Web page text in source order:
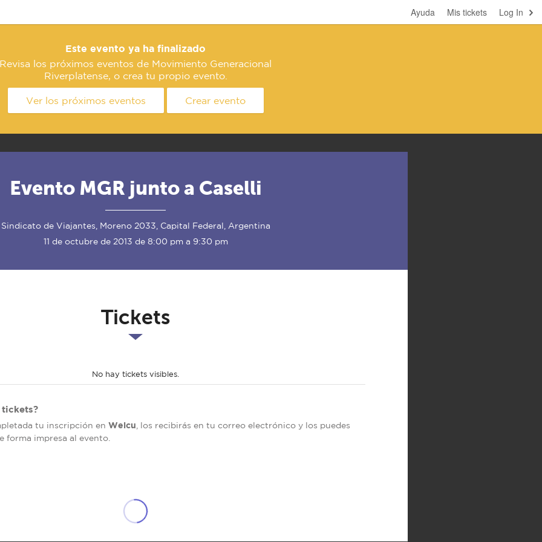
Log In
Mis tickets
Ayuda
Este evento ya ha finalizado
Revisa los próximos eventos de Movimiento Generacional
Riverplatense, o crea tu propio evento.
Ver los próximos eventos Crear evento
Evento MGR junto a Caselli
Sindicato de Viajantes, Moreno 2033, Capital Federal, Argentina
11 de octubre de 2013 de 8:00 pm a 9:30 pm
Tickets
No hay tickets visibles.
tickets?
tu inscripción en Welcu , los recibirás en tu correo electrónico y los puedes
forma impresa al evento.